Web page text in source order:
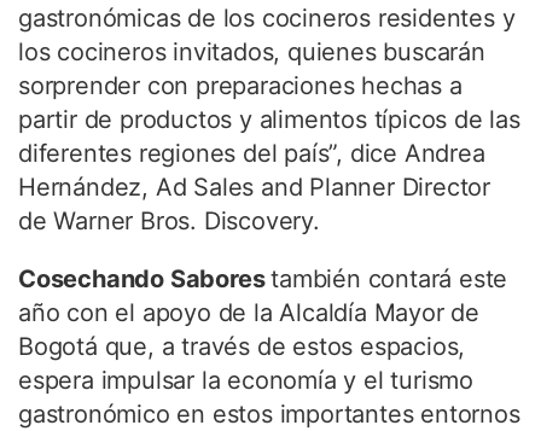
gastronómicas de los cocineros residentes y
los cocineros invitados, quienes buscarán
sorprender con preparaciones hechas a
partir de productos y alimentos típicos de las
diferentes regiones del país”, dice Andrea
Hernández, Ad Sales and Planner Director
de Warner Bros. Discovery.
Cosechando Saborestambién contará este
año con el apoyo de la Alcaldía Mayor de
Bogotá que, a través de estos espacios,
espera impulsar la economía y el turismo
gastronómico en estos importantes entornos